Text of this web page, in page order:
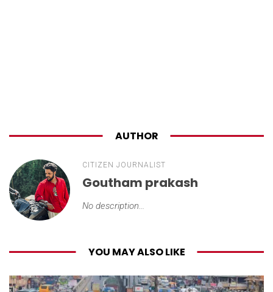
AUTHOR
CITIZEN JOURNALIST
Goutham prakash
No description...
YOU MAY ALSO LIKE